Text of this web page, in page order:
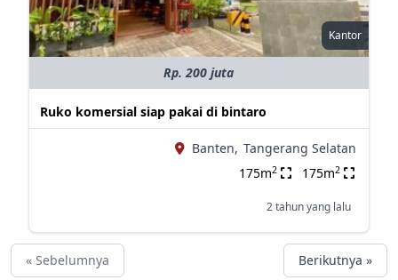
Kantor
Rp. 200 juta
Ruko komersial siap pakai di bintaro
Banten, Tangerang Selatan
175m2 175m2
2 tahun yang lalu
« Sebelumnya Berikutnya »